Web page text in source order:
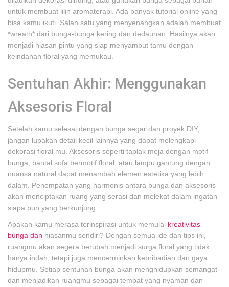
untuk membuat lilin aromaterapi. Ada banyak tutorial online yang
bisa kamu ikuti. Salah satu yang menyenangkan adalah membuat
*wreath* dari bunga-bunga kering dan dedaunan. Hasilnya akan
menjadi hiasan pintu yang siap menyambut tamu dengan
keindahan floral yang memukau.
Sentuhan Akhir: Menggunakan
Aksesoris Floral
Setelah kamu selesai dengan bunga segar dan proyek DIY,
jangan lupakan detail kecil lainnya yang dapat melengkapi
dekorasi floral mu. Aksesoris seperti taplak meja dengan motif
bunga, bantal sofa bermotif floral, atau lampu gantung dengan
nuansa natural dapat menambah elemen estetika yang lebih
dalam. Penempatan yang harmonis antara bunga dan aksesoris
akan menciptakan ruang yang serasi dan melekat dalam ingatan
siapa pun yang berkunjung.
Apakah kamu merasa terinspirasi untuk memulai kreativitas
bunga dan hiasanmu sendiri? Dengan semua ide dan tips ini,
ruangmu akan segera berubah menjadi surga floral yang tidak
hanya indah, tetapi juga mencerminkan kepribadian dan gaya
hidupmu. Setiap sentuhan bunga akan menghidupkan semangat
dan menjadikan ruangmu sebagai tempat yang nyaman dan